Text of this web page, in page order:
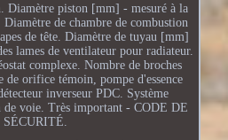
Diamètre piston [mm] - mesuré à la
de chambre de combustion
de tête. Diamètre de tuyau [mm]
lames de ventilateur pour radiateur.
complexe. Nombre de broches
de orifice témoin, pompe d'essence
inverseur PDC. Système
de voie. Très important - CODE DE
SÉCURITÉ.